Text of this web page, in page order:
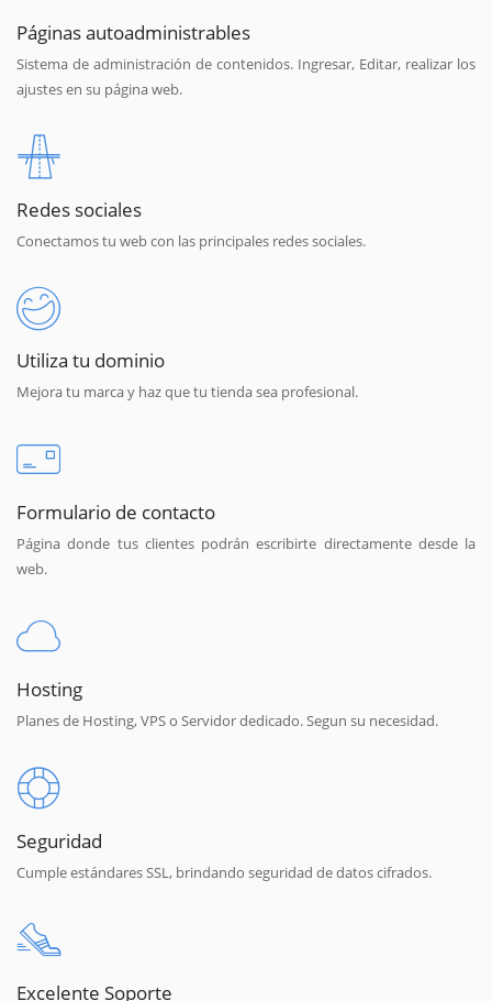
Páginas autoadministrables
Sistema de administración de contenidos. Ingresar, Editar, realizar los
ajustes en su página web.
Redes sociales
Conectamos tu web con las principales redes sociales.
Utiliza tu dominio
Mejora tu marca y haz que tu tienda sea profesional.
Formulario de contacto
Página donde tus clientes podrán escribirte directamente desde la
web.
Hosting
Planes de Hosting, VPS o Servidor dedicado. Segun su necesidad.
Seguridad
Cumple estándares SSL, brindando seguridad de datos cifrados.
Excelente Soporte